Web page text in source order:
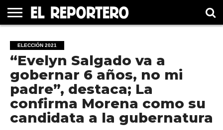
ELECCIÓN
2021
PRINCIPAL
MÉXICO
INTERNACIONAL
#UNMUNDOFELIZ
CULTURA
CINE
ELECCIÓN 2021
“Evelyn Salgado va a
gobernar 6 años, no mi
padre”, destaca; La
confirma Morena como su
candidata a la gubernatura